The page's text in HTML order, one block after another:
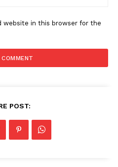
website in this browser for the
POST: